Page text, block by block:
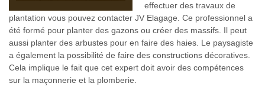
effectuer des travaux de
plantation vous pouvez contacter JV Elagage. Ce professionnel a
été formé pour planter des gazons ou créer des massifs. Il peut
aussi planter des arbustes pour en faire des haies. Le paysagiste
a également la possibilité de faire des constructions décoratives.
Cela implique le fait que cet expert doit avoir des compétences
sur la maçonnerie et la plomberie.